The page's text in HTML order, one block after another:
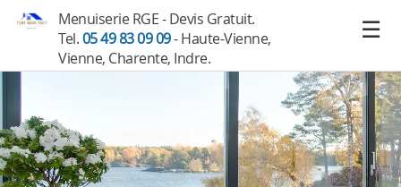
Menuiserie RGE - Devis Gratuit.
Tel.05 49 83 09 09- Haute-Vienne,
Vienne, Charente, Indre.